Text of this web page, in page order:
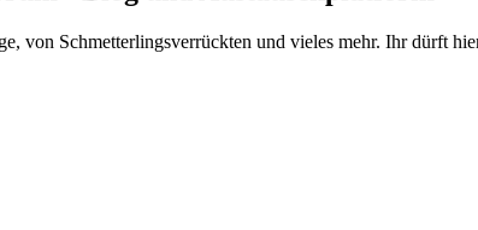
von Schmetterlingsverrückten und vieles mehr. Ihr dürft